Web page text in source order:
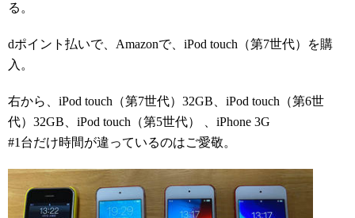
る。
dポイント払いで、Amazonで、iPod touch（第7世代）を購
入。
右から、iPod touch（第7世代）32GB、iPod touch（第6世
代）32GB、iPod touch（第5世代） 、iPhone 3G
#1台だけ時間が違っているのはご愛敬。